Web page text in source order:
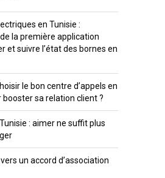
en Tunisie :
la première application
et suivre l’état des bornes en
le bon centre d’appels en
booster sa relation client ?
: aimer ne suffit plus
un accord d’association